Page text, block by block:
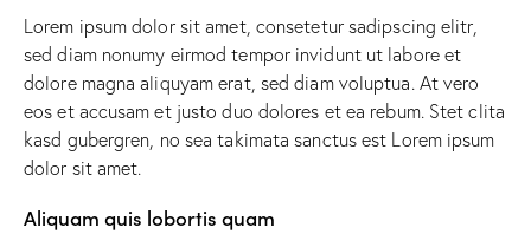
Lorem ipsum dolor sit amet, consetetur sadipscing elitr,
sed diam nonumy eirmod tempor invidunt ut labore et
dolore magna aliquyam erat, sed diam voluptua. At vero
eos et accusam et justo duo dolores et ea rebum. Stet clita
kasd gubergren, no sea takimata sanctus est Lorem ipsum
dolor sit amet.
Aliquam quis lobortis quam